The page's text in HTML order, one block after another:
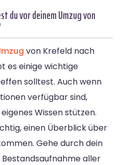
du vor deinem Umzug von
von Krefeld nach
es einige wichtige
solltest. Auch wenn
verfügbar sind,
Wissen stützen.
einen Überblick über
Gehe durch dein
aller